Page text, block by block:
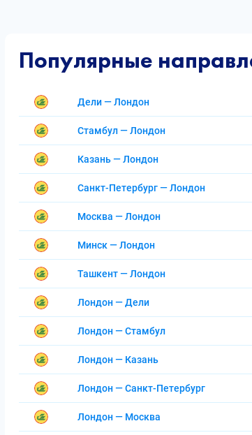
Популярные
Дели — Лондон
Стамбул — Лондон
Казань — Лондон
Санкт-Петербург — Лондон
Москва — Лондон
Минск — Лондон
Ташкент — Лондон
Лондон — Дели
Лондон — Стамбул
Лондон — Казань
Лондон — Санкт-Петербург
Лондон — Москва